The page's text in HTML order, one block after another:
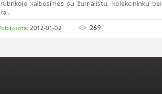
rubrikoje kalbėsimės su žurnalistu, kolekcininku bei
ra...
2012-01-02 269